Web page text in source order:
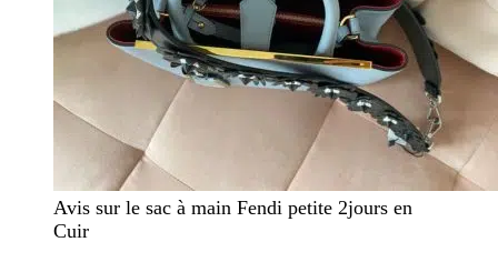
Avis sur le sac à main Fendi petite 2jours en
Cuir